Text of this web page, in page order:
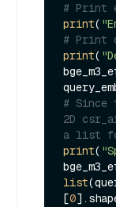
# Print
print(
# Print
print(
# Since
2D
a list
print(
list
[0